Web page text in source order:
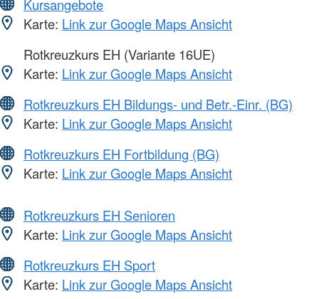
Kursangebote
Karte: Link zur Google Maps Ansicht
Rotkreuzkurs EH (Variante 16UE)
Karte: Link zur Google Maps Ansicht
Rotkreuzkurs EH Bildungs- und Betr.-Einr. (BG)
Karte: Link zur Google Maps Ansicht
Rotkreuzkurs EH Fortbildung (BG)
Karte: Link zur Google Maps Ansicht
Rotkreuzkurs EH Senioren
Karte: Link zur Google Maps Ansicht
Rotkreuzkurs EH Sport
Karte: Link zur Google Maps Ansicht